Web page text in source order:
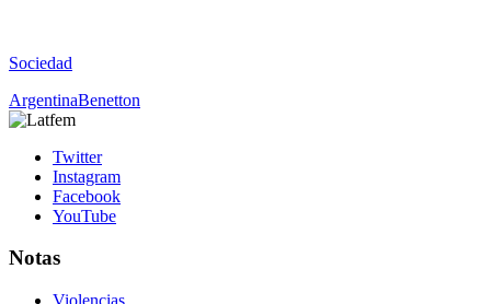
Sociedad
ArgentinaBenetton
Twitter
Instagram
Facebook
YouTube
Notas